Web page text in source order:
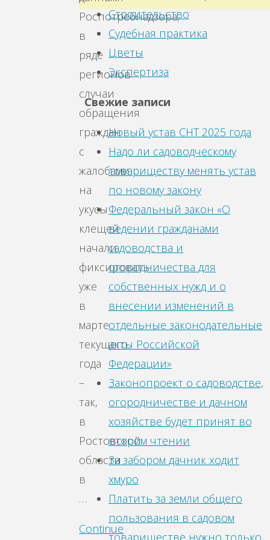
Роспотребнадзора,
в
ряде
регионов
случаи
обращения
граждан
с
жалобами
на
укусы
клещей
начали
фиксировать
уже
в
марте
текущего
года
–
так,
в
Ростовской
области
в
…
Continue
Строительство
Судебная практика
Цветы
Экспертиза
Свежие записи
Новый устав СНТ 2025 года
Надо ли садоводческому
товариществу менять устав
по новому закону
Федеральный закон «О
ведении гражданами
садоводства и
огородничества для
собственных нужд и о
внесении изменений в
отдельные законодательные
акты Российской
Федерации»
Законопроект о садоводстве,
огородничестве и дачном
хозяйстве будет принят во
втором чтении
За забором дачник ходит
хмуро
Платить за земли общего
пользования в садовом
товариществе нужно только